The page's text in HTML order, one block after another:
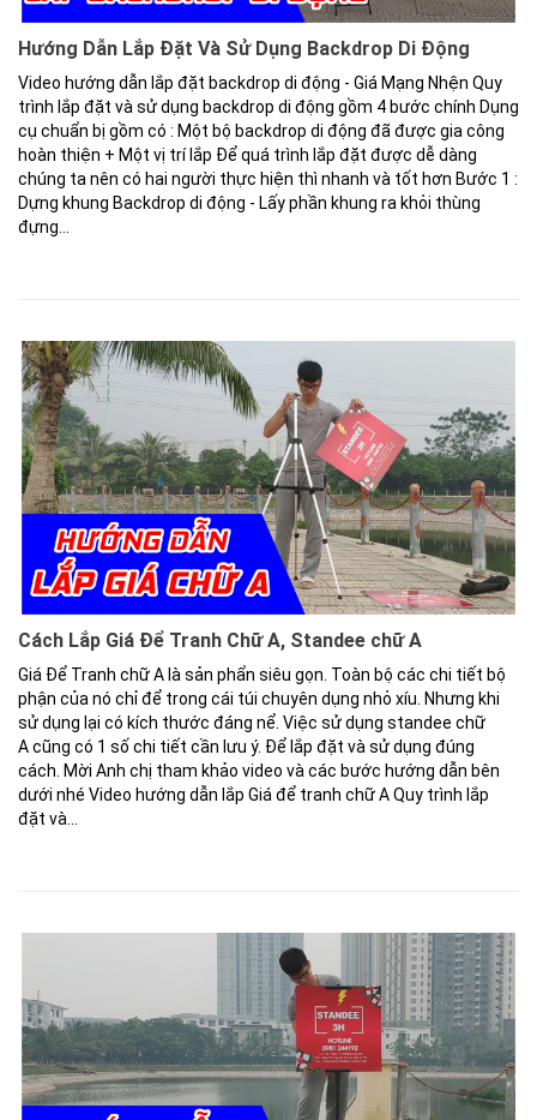
Hướng Dẫn Lắp Đặt Và Sử Dụng Backdrop Di Động
Video hướng dẫn lắp đặt backdrop di động - Giá Mạng Nhện Quy
trình lắp đặt và sử dụng backdrop di động gồm 4 bước chính Dụng
cụ chuẩn bị gồm có : Một bộ backdrop di động đã được gia công
hoàn thiện + Một vị trí lắp Để quá trình lắp đặt được dễ dàng
chúng ta nên có hai người thực hiện thì nhanh và tốt hơn Bước 1 :
Dựng khung Backdrop di động - Lấy phần khung ra khỏi thùng
đựng...
Cách Lắp Giá Để Tranh Chữ A, Standee chữ A
Giá Để Tranh chữ A là sản phẩn siêu gọn. Toàn bộ các chi tiết bộ
phận của nó chỉ để trong cái túi chuyên dụng nhỏ xíu. Nhưng khi
sử dụng lại có kích thước đáng nể. Việc sử dụng standee chữ
A cũng có 1 số chi tiết cần lưu ý. Để lắp đặt và sử dụng đúng
cách. Mời Anh chị tham khảo video và các bước hướng dẫn bên
dưới nhé Video hướng dẫn lắp Giá để tranh chữ A Quy trình lắp
đặt và...